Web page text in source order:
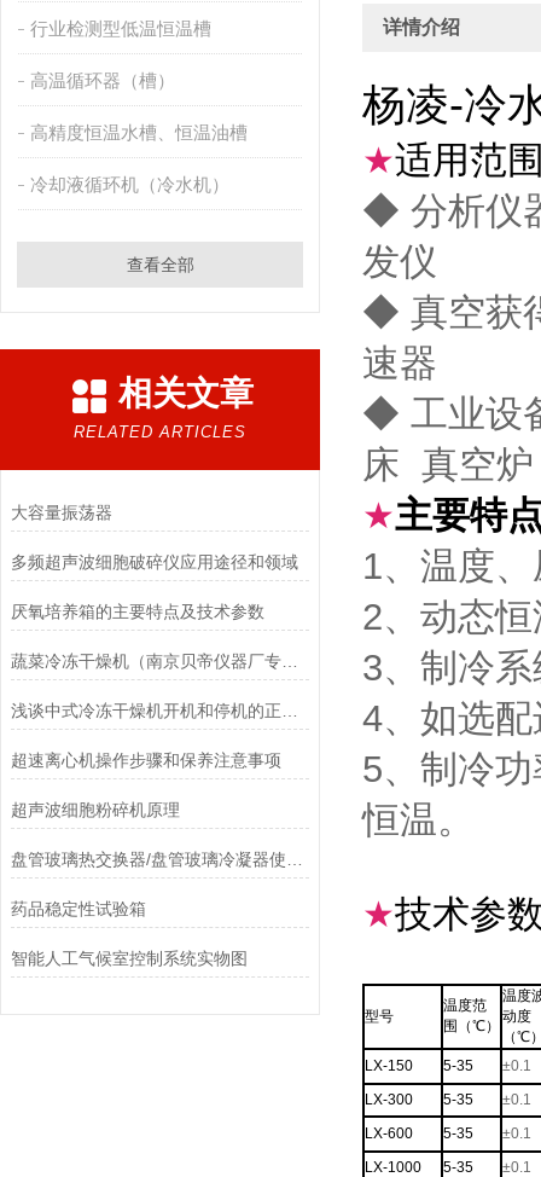
行业检测型低温恒温槽
高温循环器（槽）
高精度恒温水槽、恒温油槽
冷却液循环机（冷水机）
查看全部
相关文章
RELATED ARTICLES
大容量振荡器
多频超声波细胞破碎仪应用途径和领域
厌氧培养箱的主要特点及技术参数
蔬菜冷冻干燥机（南京贝帝仪器厂专业生产）
超速离心机操作步骤和保养注意事项
超声波细胞粉碎机原理
药品稳定性试验箱
智能人工气候室控制系统实物图
详情介绍
杨凌-冷
★适用范
◆ 分析仪
发仪
◆ 真空获
速器
◆ 工业设
床 真空
★主要特
1、温度
2、动态
3、制冷
4、如选
5、制冷
恒温。
★技术参
型号
温度范
围
（℃）
温度
动度
（℃
LX-150
5-35
±0.1
LX-300
5-35
±0.1
LX-600
5-35
±0.1
LX-1000
5-35
±0.1